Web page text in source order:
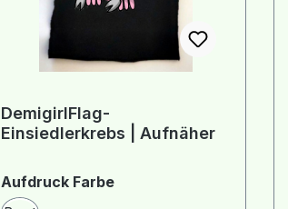
DemigirlFlag-
Einsiedlerkrebs | Aufnäher
Aufdruck Farbeauswählen